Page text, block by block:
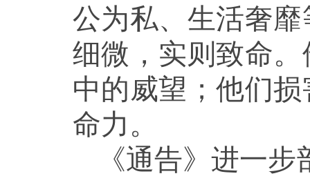
公为私、生活奢
细微，实则致命
中的威望；他们
命力。
《通告》进一